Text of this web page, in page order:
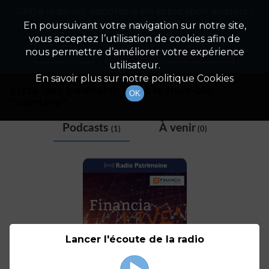
Tag
Liste des podcasts avec le mot-clé
Podcasts (1) À venir(0)
En poursuivant votre navigation sur notre site,
vous acceptez l’utilisation de cookies afin de
nous permettre d’améliorer votre expérience
utilisateur.
En savoir plus sur notre politique Cookies
OK
Appuyez ci-dessous pour l'installer.
Non merci Télécharger l'application
Lancer l'écoute de la radio